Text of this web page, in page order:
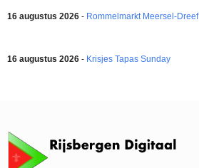
16 augustus 2026 - Rommelmarkt Meersel-Dreef
16 augustus 2026 - Krisjes Tapas Sunday